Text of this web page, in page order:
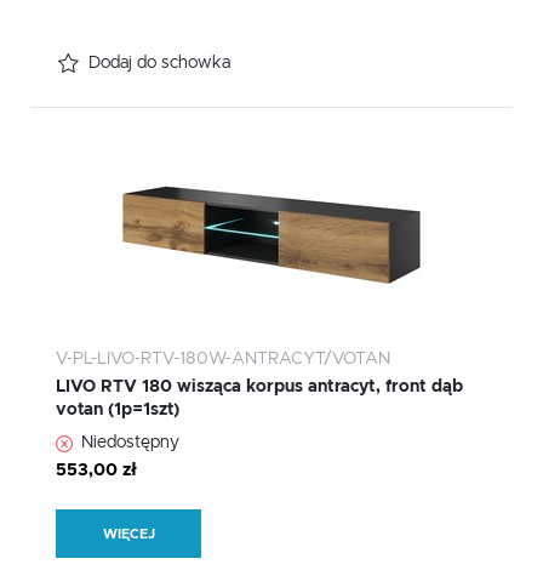
Dodaj do schowka
V-PL-LIVO-RTV-180W-ANTRACYT/VOTAN
LIVO RTV 180 wisząca korpus antracyt, front dąb
votan (1p=1szt)
Niedostępny
553,00 zł
WIĘCEJ